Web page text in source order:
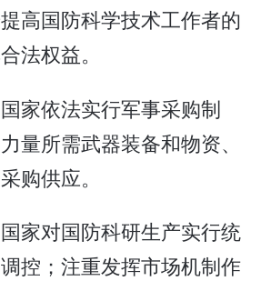
高国防科学技术工作者的
法权益。
家依法实行军事采购制
量所需武器装备和物资、
购供应。
家对国防科研生产实行统
控；注重发挥市场机制作